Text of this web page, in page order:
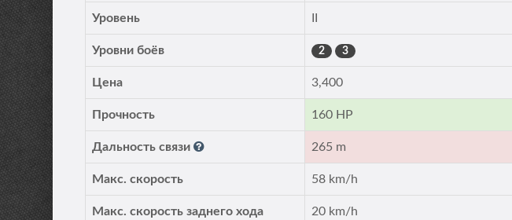
Уровень
Уровни боёв 2 3
Цена 3,400
Прочность 160 HP
Дальность связи 265 m
Макс. скорость 58 km/h
Макс. скорость заднего хода 20 km/h